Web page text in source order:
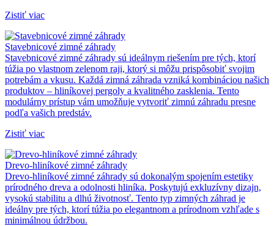
Zistiť viac
Stavebnicové zimné záhrady
Stavebnicové zimné záhrady sú ideálnym riešením pre tých, ktorí
túžia po vlastnom zelenom raji, ktorý si môžu prispôsobiť svojim
potrebám a vkusu. Každá zimná záhrada vzniká kombináciou našich
produktov – hliníkovej pergoly a kvalitného zasklenia. Tento
modulárny prístup vám umožňuje vytvoriť zimnú záhradu presne
podľa vašich predstáv.
Zistiť viac
Drevo-hliníkové zimné záhrady
Drevo-hliníkové zimné záhrady sú dokonalým spojením estetiky
prírodného dreva a odolnosti hliníka. Poskytujú exkluzívny dizajn,
vysokú stabilitu a dlhú životnosť. Tento typ zimných záhrad je
ideálny pre tých, ktorí túžia po elegantnom a prírodnom vzhľade s
minimálnou údržbou.